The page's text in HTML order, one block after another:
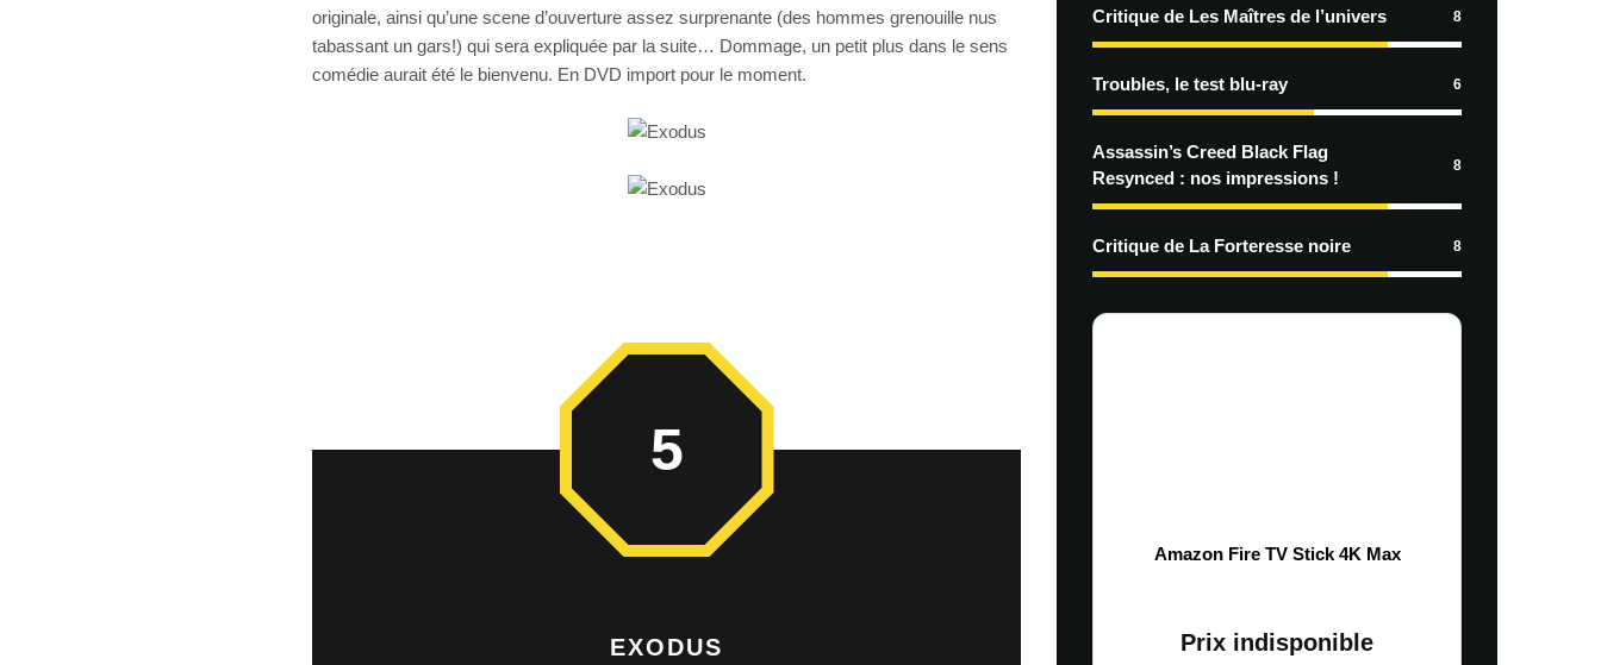
originale, ainsi qu’une scene d’ouverture assez surprenante (des hommes grenouille nus
tabassant un gars!) qui sera expliquée par la suite… Dommage, un petit plus dans le sens
comédie aurait été le bienvenu. En DVD import pour le moment.
EXODUS
5
Critique de Les Maîtres de l’univers 8
Troubles, le test blu-ray 6
Assassin’s Creed Black Flag
Resynced : nos impressions !
8
Critique de La Forteresse noire 8
Amazon Fire TV Stick 4K Max
Prix indisponible